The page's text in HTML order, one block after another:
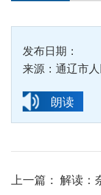
发布日期：
来源：通辽市
朗读
上一篇：